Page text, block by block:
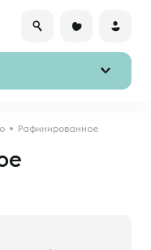
Рафинированное